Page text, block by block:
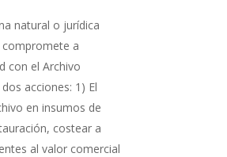
natural o jurídica
compromete a
con el Archivo
acciones: 1) El
en insumos de
costear a
al valor comercial